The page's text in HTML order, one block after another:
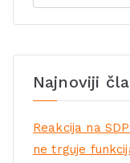
Najnoviji
Reakcija na
ne trguje